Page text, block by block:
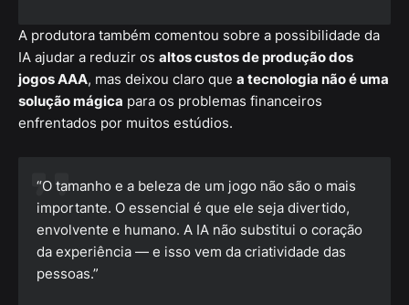
A produtora também comentou sobre a possibilidade da
IA ajudar a reduzir os altos custos de produção dos
jogos AAA, mas deixou claro que a tecnologia não é uma
solução mágica para os problemas financeiros
enfrentados por muitos estúdios.
“O tamanho e a beleza de um jogo não são o mais
importante. O essencial é que ele seja divertido,
envolvente e humano. A IA não substitui o coração
da experiência — e isso vem da criatividade das
pessoas.”